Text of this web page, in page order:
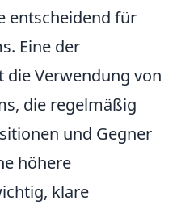
entscheidend für
Eine der
die Verwendung von
die regelmäßig
und Gegner
höhere
klare